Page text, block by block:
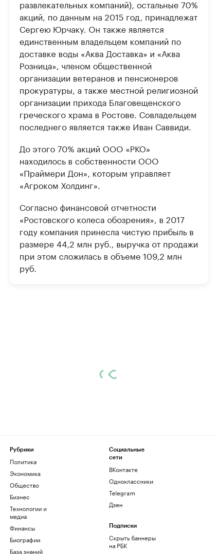
развлекательных компаний), остальные 70%
акций, по данным на 2015 год, принадлежат
Сергею Юрчаку. Он также является
единственным владельцем компаний по
доставке воды «Аква Доставка» и «Аква
Розница», членом общественной
организации ветеранов и пенсионеров
прокуратуры, а также местной религиозной
организации прихода Благовещенского
греческого храма в Ростове. Совладельцем
последнего является также Иван Саввиди.
До этого 70% акций ООО «РКО»
находилось в собственности ООО
«Праймери Дон», которым управляет
«Агроком Холдинг». ​
Согласно финансовой отчетности
«Ростовского колеса обозрения», в 2017
году компания принесла чистую прибыль в
размере 44,2 млн руб., выручка от продажи
при этом сложилась в объеме 109,2 млн
руб.
Рубрики
Политика
Экономика
Общество
Бизнес
Технологии и
медиа
Финансы
Биографии
База знаний
Социальные
сети
ВКонтакте
Одноклассники
Telegram
Дзен
Подписки
Скрыть баннеры
на РБК